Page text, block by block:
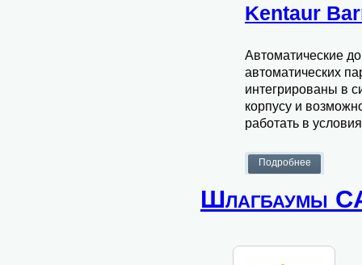
Kentaur
Автоматические
автоматических
интегрированы в
корпусу и
работать в
Шлагбаумы